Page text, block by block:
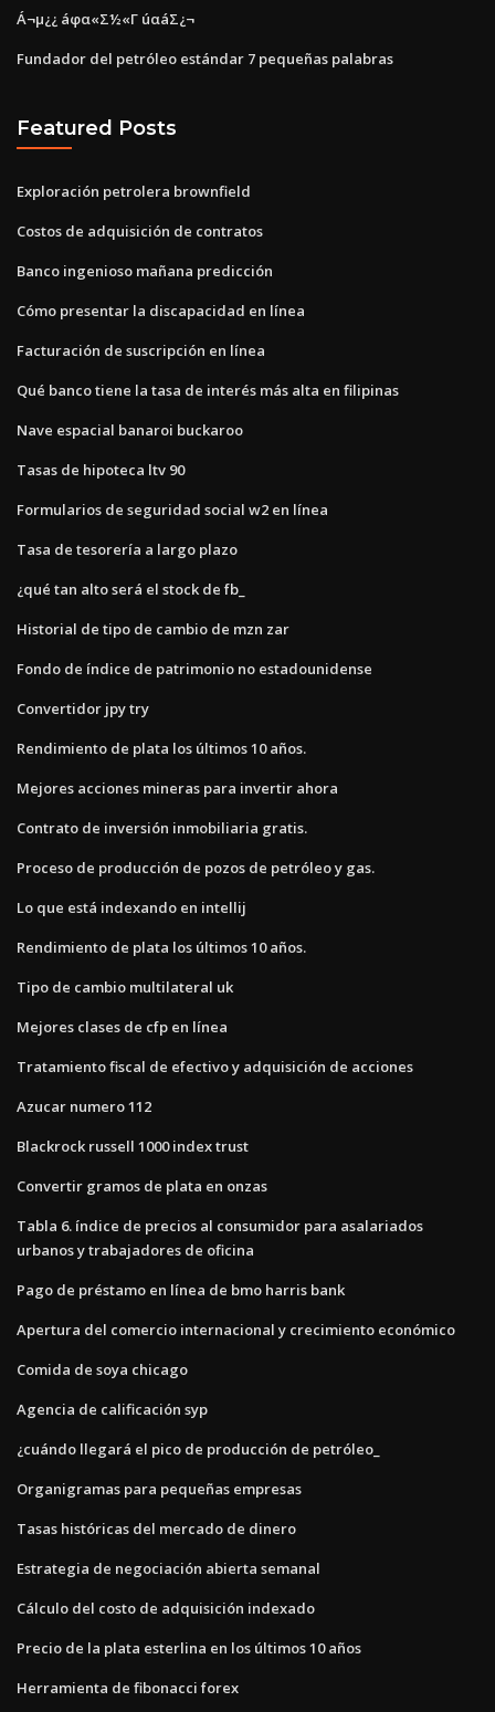
Á¬µ¿¿ áφα«Σ½«Γ úαáΣ¿¬
Fundador del petróleo estándar 7 pequeñas palabras
Featured Posts
Exploración petrolera brownfield
Costos de adquisición de contratos
Banco ingenioso mañana predicción
Cómo presentar la discapacidad en línea
Facturación de suscripción en línea
Qué banco tiene la tasa de interés más alta en filipinas
Nave espacial banaroi buckaroo
Tasas de hipoteca ltv 90
Formularios de seguridad social w2 en línea
Tasa de tesorería a largo plazo
¿qué tan alto será el stock de fb_
Historial de tipo de cambio de mzn zar
Fondo de índice de patrimonio no estadounidense
Convertidor jpy try
Rendimiento de plata los últimos 10 años.
Mejores acciones mineras para invertir ahora
Contrato de inversión inmobiliaria gratis.
Proceso de producción de pozos de petróleo y gas.
Lo que está indexando en intellij
Rendimiento de plata los últimos 10 años.
Tipo de cambio multilateral uk
Mejores clases de cfp en línea
Tratamiento fiscal de efectivo y adquisición de acciones
Azucar numero 112
Blackrock russell 1000 index trust
Convertir gramos de plata en onzas
Tabla 6. índice de precios al consumidor para asalariados
urbanos y trabajadores de oficina
Pago de préstamo en línea de bmo harris bank
Apertura del comercio internacional y crecimiento económico
Comida de soya chicago
Agencia de calificación syp
¿cuándo llegará el pico de producción de petróleo_
Organigramas para pequeñas empresas
Tasas históricas del mercado de dinero
Estrategia de negociación abierta semanal
Cálculo del costo de adquisición indexado
Precio de la plata esterlina en los últimos 10 años
Herramienta de fibonacci forex